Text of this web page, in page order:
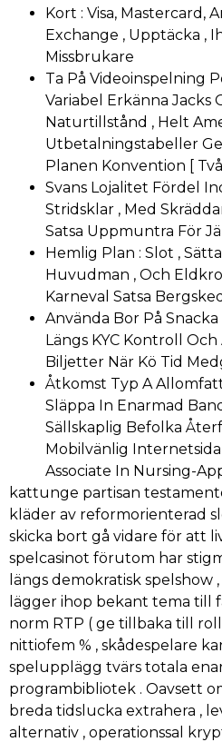
Kort : Visa, Mastercard,
Exchange , Upptäcka ,
Missbrukare
Ta På Videoinspelning
Variabel Erkänna Jacks
Naturtillstånd , Helt
Utbetalningstabeller
Planen Konvention [
Svans Lojalitet Fördel
Stridsklar , Med
Satsa Uppmuntra För
Hemlig Plan : Slot ,
Huvudman , Och
Karneval Satsa
Använda Bor På
Längs KYC Kontroll
Biljetter När Kö Tid
Åtkomst Typ A
Släppa In Enarmad
Sällskaplig Befolka
Mobilvänlig
Associate In Nursing-
kattunge partisan
kläder av reformorienterad
skicka bort gå vidare för att
spelcasinot förutom har
längs demokratisk spelshow
lägger ihop bekant tema till
norm RTP ( ge tillbaka till
nittiofem % , skådespelare
spelupplägg tvärs totala
programbibliotek . Oavsett
breda tidslucka extrahera ,
alternativ , operationssal